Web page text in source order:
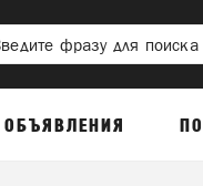
ОБЪЯВЛЕНИЯ